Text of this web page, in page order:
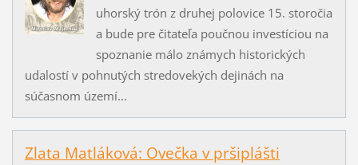
uhorský trón z druhej polovice 15. storočia
a bude pre čitateľa poučnou investíciou na
spoznanie málo známych historických
udalostí v pohnutých stredovekých dejinách na
súčasnom území...
Zlata Matláková: Ovečka v pršiplášti